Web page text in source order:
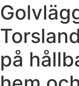
på